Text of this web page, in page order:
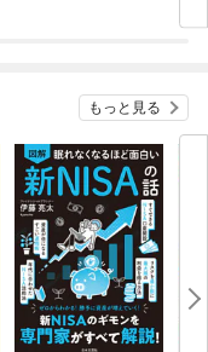
もっと見る